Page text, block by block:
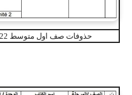
حذوفات صف اول متوسط 2022 كورس ثاني بعد نصف السنة